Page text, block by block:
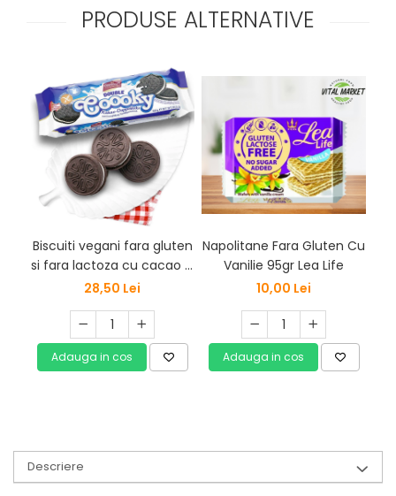
PRODUSE ALTERNATIVE
Biscuiti vegani fara gluten
si fara lactoza cu cacao si
crema de vanilie
28,50 Lei
Adauga in cos
Napolitane Fara Gluten Cu
Vanilie 95gr Lea Life
10,00 Lei
Adauga in cos
Descriere